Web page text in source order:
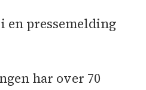
en pressemelding
har over 70